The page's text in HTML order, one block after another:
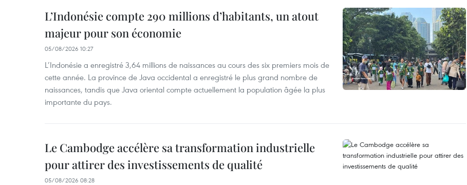
L’Indonésie compte 290 millions d’habitants, un atout
majeur pour son économie
05/08/2026 10:27
L’Indonésie a enregistré 3,64 millions de naissances au cours des six premiers mois de
cette année. La province de Java occidental a enregistré le plus grand nombre de
naissances, tandis que Java oriental compte actuellement la population âgée la plus
importante du pays.
Le Cambodge accélère sa transformation industrielle
pour attirer des investissements de qualité
05/08/2026 08:28